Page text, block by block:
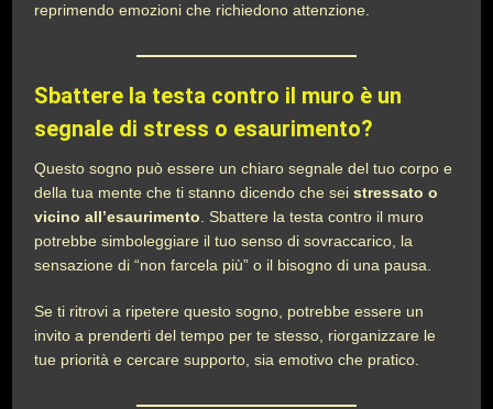
reprimendo emozioni che richiedono attenzione.
Sbattere la testa contro il muro è un
segnale di stress o esaurimento?
Questo sogno può essere un chiaro segnale del tuo corpo e
della tua mente che ti stanno dicendo che seistressato o
vicino all’esaurimento . Sbattere la testa contro il muro
potrebbe simboleggiare il tuo senso di sovraccarico, la
sensazione di “non farcela più” o il bisogno di una pausa.
Se ti ritrovi a ripetere questo sogno, potrebbe essere un
invito a prenderti del tempo per te stesso, riorganizzare le
tue priorità e cercare supporto, sia emotivo che pratico.